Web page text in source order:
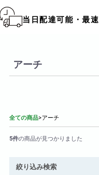
当日配達可能・最速
商品一覧カテゴリー
> オーダーメイド
> 胡蝶蘭
> 観葉植物
> 花束(フラワーブーケ)
アーチ
全ての商品>アーチ
5件の商品が見つかりました
絞り込み検索